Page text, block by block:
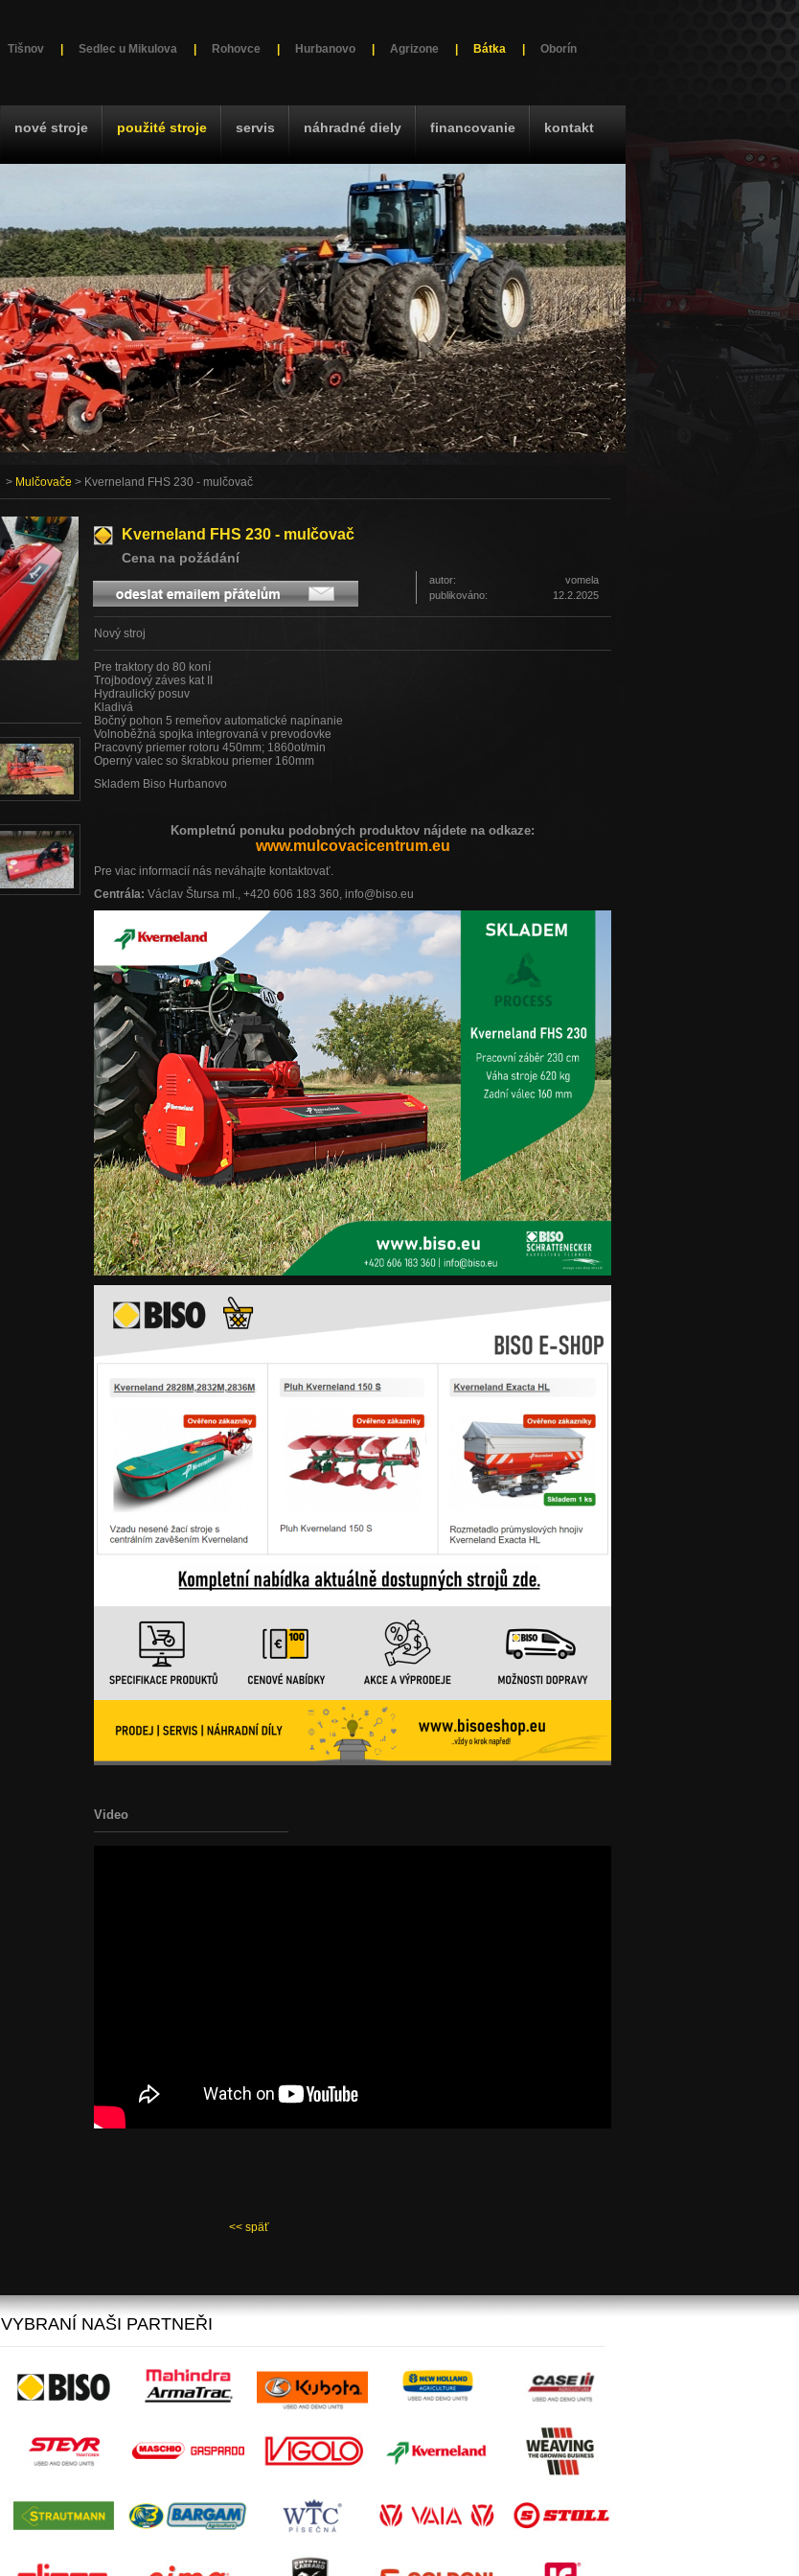
Tišnov Sedlec u Mikulova Rohovce Hurbanovo Agrizone Bátka Oborín
nové stroje použité stroje servis náhradné diely financovanie kontakt
> Mulčovače > Kverneland FHS 230 - mulčovač
Kverneland FHS 230 - mulčovač
Cena na požádání
autor:
vomela
publikováno:
12.2.2025
Nový stroj
Pre traktory do 80 koní
Trojbodový záves kat II
Hydraulický posuv
Kladivá
Bočný pohon 5 remeňov automatické napínanie
Volnoběžná spojka integrovaná v prevodovke
Pracovný priemer rotoru 450mm; 1860ot/min
Operný valec so škrabkou priemer 160mm
Skladem Biso Hurbanovo
Kompletnú ponuku podobných produktov nájdete na odkaze:
www.mulcovacicentrum.eu
Pre viac informacií nás neváhajte kontaktovať.
Centrála: Václav Štursa ml., +420 606 183 360, info@biso.eu
Video
<< späť
VYBRANÍ NAŠI PARTNEŘI